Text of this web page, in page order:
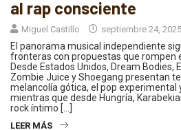
al rap consciente
Miguel Castillo septiembre 24, 2025
El panorama musical independiente
fronteras con propuestas que rompen
Desde Estados Unidos, Dream Bodies,
Zombie Juice y Shoegang presentan
melancolía gótica, el pop experimental
mientras que desde Hungría,
rock íntimo […]
LEER MÁS